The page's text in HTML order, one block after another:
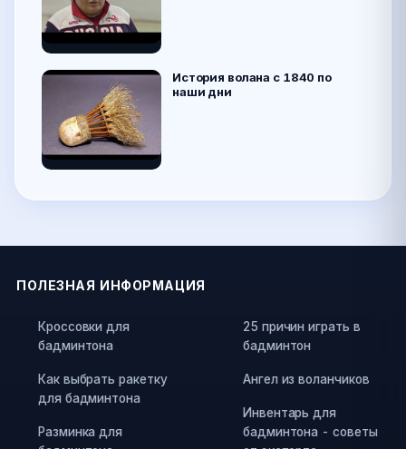
История волана с 1840 по
наши дни
ПОЛЕЗНАЯ ИНФОРМАЦИЯ
Кроссовки для
бадминтона
Как выбрать ракетку
для бадминтона
Разминка для
25 причин играть в
бадминтон
Ангел из воланчиков
Инвентарь для
бадминтона - советы